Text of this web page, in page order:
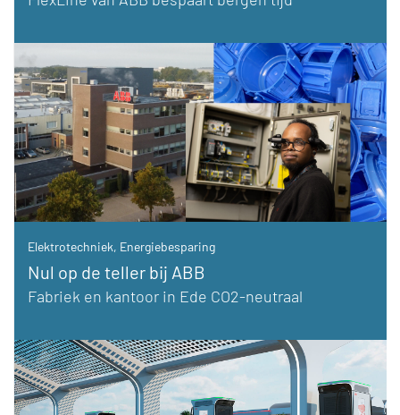
Elektrotechniek, Energiebesparing
Nul op de teller bij ABB
Fabriek en kantoor in Ede CO2-neutraal